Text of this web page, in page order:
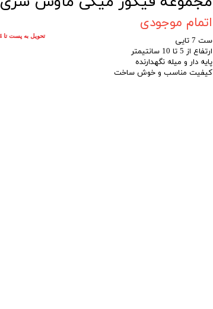
اتمام موجودی
ست 7 تایی
ارتفاع از 5 تا 10 سانتیمتر
پایه دار و میله نگهدارنده
کیفیت مناسب و خوش ساخت
تحویل به پست تا 24 ساعت کاری